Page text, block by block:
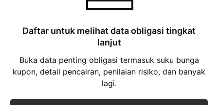
Daftar untuk melihat data obligasi tingkat
lanjut
Buka data penting obligasi termasuk suku bunga
kupon, detail pencairan, penilaian risiko, dan banyak
lagi.